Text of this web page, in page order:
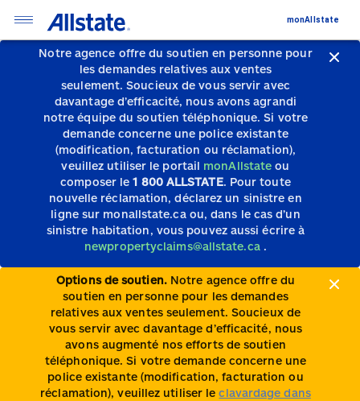
Notre agence offre du soutien en personne pour
les demandes relatives aux ventes
seulement.Soucieux de vous servir avec
davantage d’efficacité, nous avons agrandi
notre équipe du soutien téléphonique.Si votre
demande concerne une police existante
(modification, facturation ou réclamation),
veuillez utiliser le portail monAllstate ou
composer le1 800 ALLSTATE. Pour toute
nouvelle réclamation, déclarez un sinistre en
ligne sur monallstate.ca ou, dans le cas d’un
sinistre habitation, vous pouvez aussi écrire à
newpropertyclaims@allstate.ca .
Options de soutien.Notre agence offre du
soutien en personne pour les demandes
relatives aux ventes seulement. Soucieux de
vous servir avec davantage d’efficacité, nous
avons augmenté nos efforts de soutien
téléphonique. Si votre demande concerne une
police existante (modification, facturation ou
réclamation), veuillez utiliser leclavardage dans
monAllstate